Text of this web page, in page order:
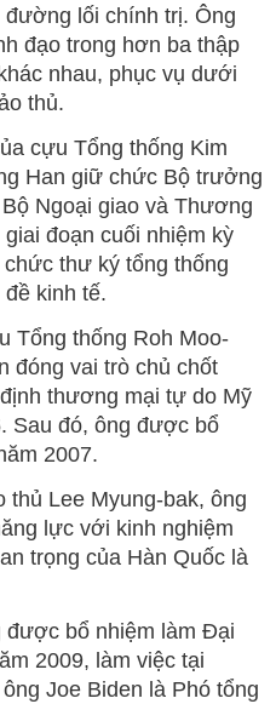
lối chính trị. Ông
đạo trong hơn ba thập
nhau, phục vụ dưới
thủ.
cựu Tổng thống Kim
Han giữ chức Bộ trưởng
Ngoại giao và Thương
đoạn cuối nhiệm kỳ
thư ký tổng thống
kinh tế.
Tổng thống Roh Moo-
đóng vai trò chủ chốt
thương mại tự do Mỹ
Sau đó, ông được bổ
2007.
Lee Myung-bak, ông
lực với kinh nghiệm
trọng của Hàn Quốc là
được bổ nhiệm làm Đại
2009, làm việc tại
Joe Biden là Phó tổng